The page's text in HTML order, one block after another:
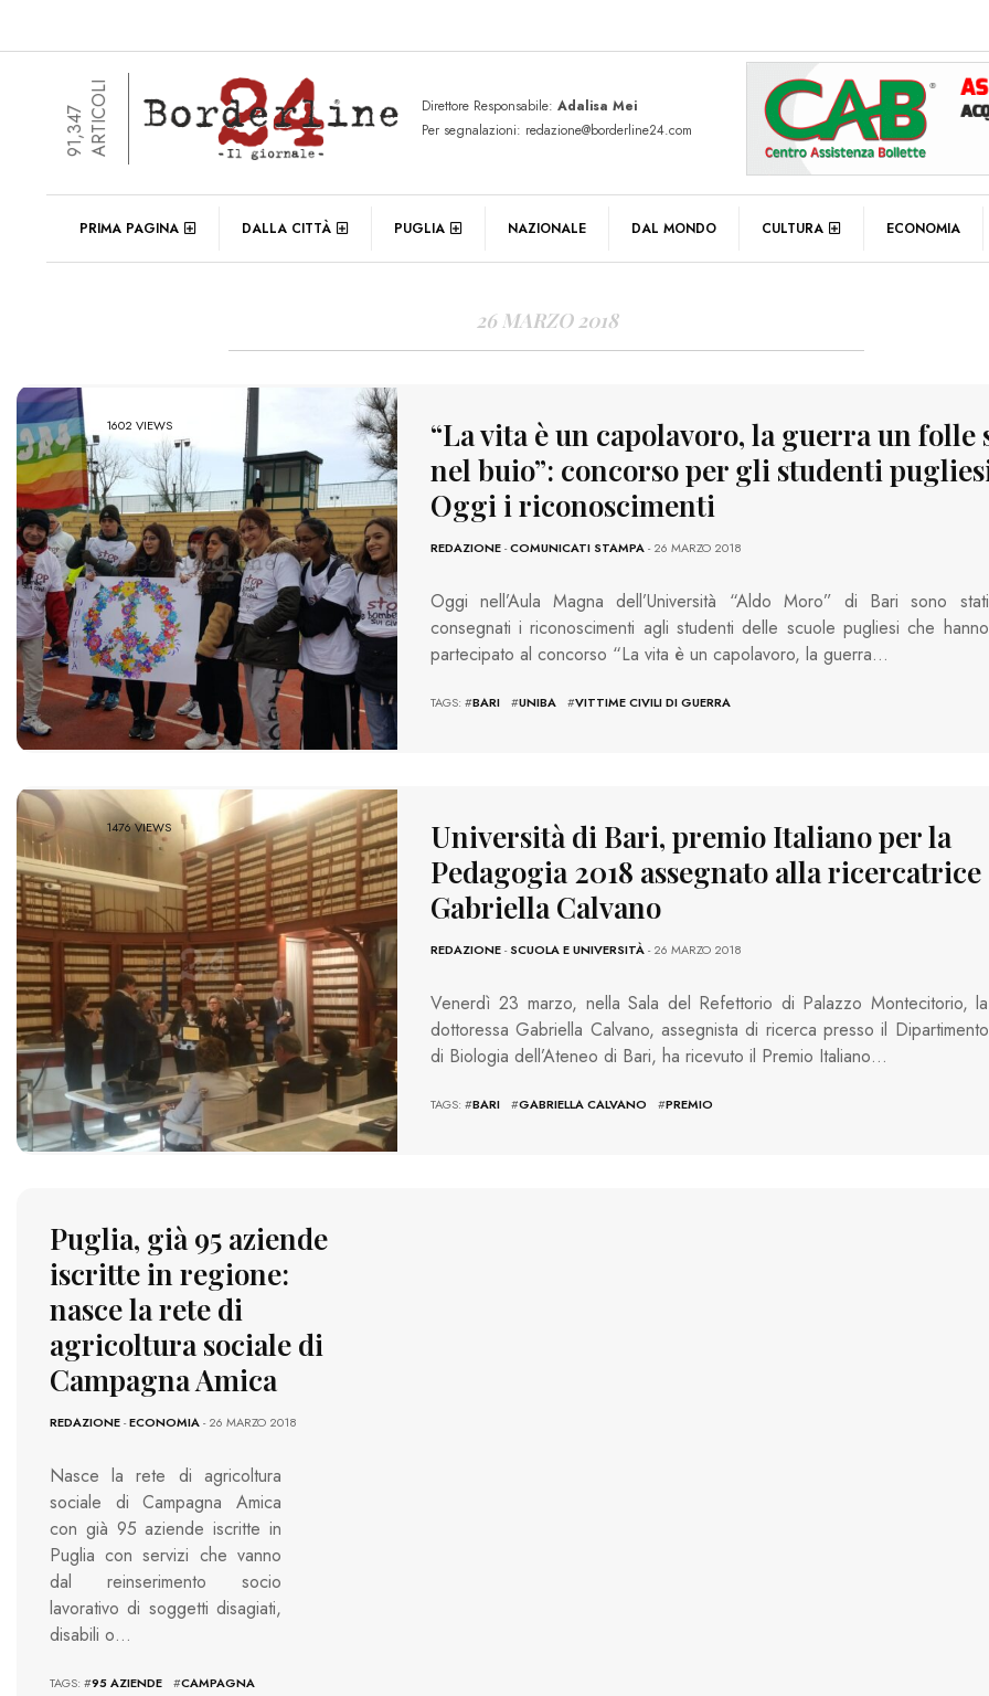
91,347ARTICOLI Direttore Responsabile: Adalisa Mei
Per segnalazioni: redazione@borderline24.com
PRIMA PAGINA DALLA CITTÀ PUGLIA NAZIONALE DAL MONDO CULTURA ECONOMIA
DAILY ARCHIVES
26 MARZO 2018
1602 VIEWS
“La vita è un capolavoro, la guerra un folle
nel buio”: concorso per gli studenti
Oggi i riconoscimenti
REDAZIONE-COMUNICATI STAMPA- 26 MARZO 2018
Oggi nell’Aula Magna dell’Università “Aldo Moro” di Bari sono stati
consegnati i riconoscimenti agli studenti delle scuole pugliesi che hanno
partecipato al concorso “La vita è un capolavoro, la guerra…
TAGS: #BARI #UNIBA #VITTIME CIVILI DI GUERRA
1476 VIEWS
Università di Bari, premio Italiano per la
Pedagogia 2018 assegnato alla ricercatrice
Gabriella Calvano
REDAZIONE-SCUOLA E UNIVERSITÀ- 26 MARZO 2018
Venerdì 23 marzo, nella Sala del Refettorio di Palazzo Montecitorio, la
dottoressa Gabriella Calvano, assegnista di ricerca presso il Dipartimento
di Biologia dell’Ateneo di Bari, ha ricevuto il Premio Italiano…
TAGS: #BARI #GABRIELLA CALVANO #PREMIO
Puglia, già 95 aziende
iscritte in regione:
nasce la rete di
agricoltura sociale di
Campagna Amica
REDAZIONE-ECONOMIA- 26 MARZO 2018
Nasce la rete di agricoltura
sociale di Campagna Amica
con già 95 aziende iscritte in
Puglia con servizi che vanno
dal reinserimento socio
lavorativo di soggetti disagiati,
disabili o…
TAGS: #95 AZIENDE #CAMPAGNA